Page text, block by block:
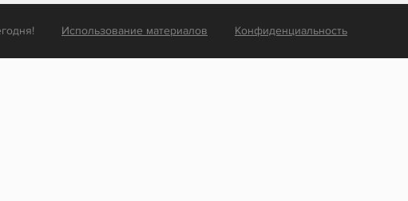
Использование материалов Конфиденциальность